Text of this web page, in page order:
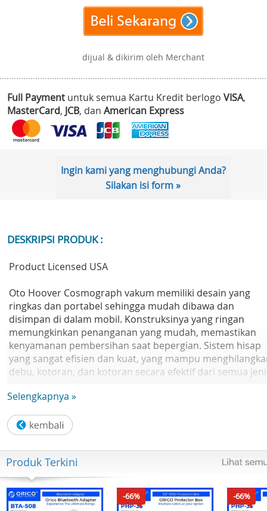
dijual & dikirim oleh Merchant
Full Payment untuk semua Kartu Kredit berlogo VISA,
MasterCard, JCB, dan American Express
Ingin kami yang menghubungi Anda?
Silakan isi form »
DESKRIPSI PRODUK :
Product Licensed USA
Oto Hoover Cosmograph vakum memiliki desain yang
ringkas dan portabel sehingga mudah dibawa dan
disimpan di dalam mobil. Konstruksinya yang ringan
memungkinkan penanganan yang mudah, memastikan
kenyamanan pembersihan saat bepergian. Sistem hisap
yang sangat efisien dan kuat, yang mampu
debu, kotoran, dan kotoran secara efektif dari semua
Power : 45W
Cable length : 3m
- Powerful Suction
- HEPA Filtration System
- Easy Maintenance
- Compact and Portable
Selengkapnya »
Produk Terkini
-66% -66%